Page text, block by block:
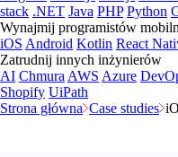
stack .NET Java PHP Python
Wynajmij programistów
iOS Android Kotlin React
Zatrudnij innych inżynierów
AI Chmura AWS Azure
Shopify UiPath
Strona główna Case studies